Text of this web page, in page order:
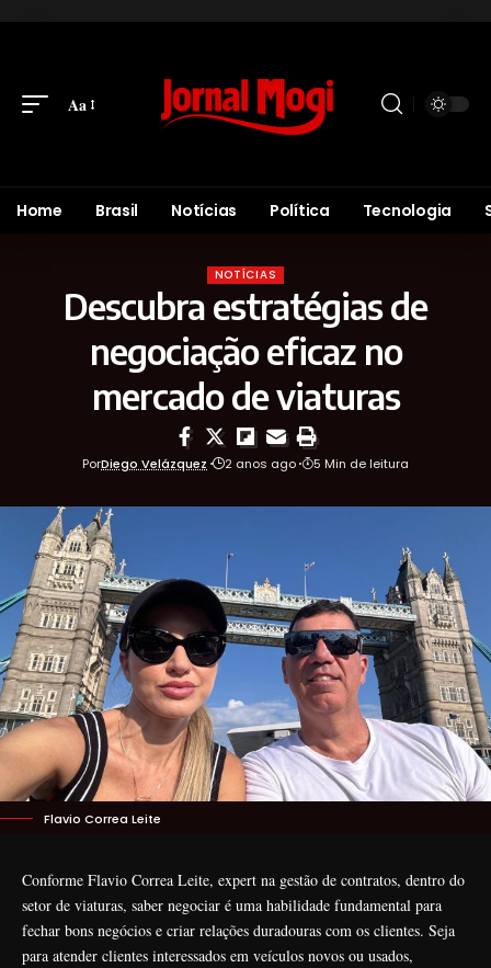
Aa
Home Brasil Notícias Política Tecnologia
NOTÍCIAS
Descubra estratégias de
negociação eficaz no
mercado de viaturas
PorDiego Velázquez 2 anos ago 5 Min de leitura
Flavio Correa Leite
Conforme Flavio Correa Leite, expert na gestão de contratos, dentro do
setor de viaturas, saber negociar é uma habilidade fundamental para
fechar bons negócios e criar relações duradouras com os clientes. Seja
para atender clientes interessados em veículos novos ou usados,